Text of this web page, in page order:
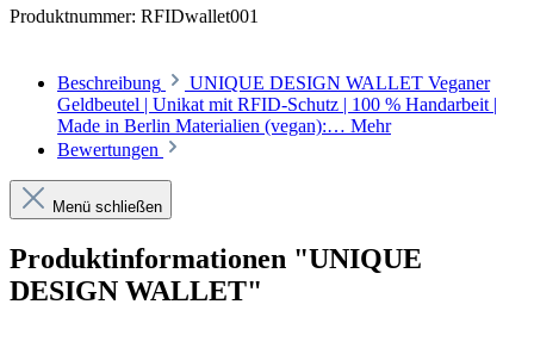
Produktnummer: RFIDwallet001
Beschreibung
UNIQUE DESIGN WALLET Veganer
Geldbeutel | Unikat mit RFID-Schutz | 100 % Handarbeit |
Made in Berlin Materialien (vegan):… Mehr
Bewertungen
Menü schließen
Produktinformationen "UNIQUE
DESIGN WALLET"